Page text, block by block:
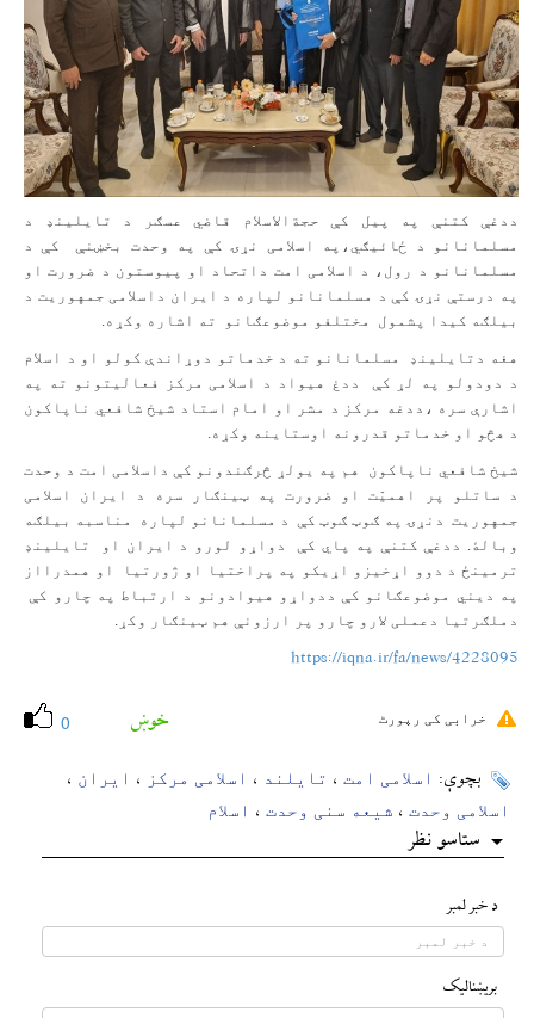
ددغې کتنې په پیل کې حجةالاسلام قاضي عسګر د تایلینډ د
مسلمانانو د ځائيګي،په اسلامی نړۍ کې په وحدت بخښنې کې د
مسلمانانو د رول، د اسلامی امت داتحاد او پیوستون د ضرورت او
په درستې نړۍ کې د مسلمانانو لپاره د ایران داسلامی جمهوریت د
بیلګه کیدا پشمول مختلفو موضوعګانو ته اشاره وکړه.
هغه دتایلینډ مسلمانانو ته د خدماتو دوړاندې کولو او د اسلام
د دودولو په لړ کې ددغ هیواد د اسلامی مرکز فعالیتونو ته په
اشارې سره ،ددغه مرکز د مشر او امام استاد شیخ شافعي ناپاکون
د هڅو او خدماتو قدرونه اوستاینه وکړه.
شیخ شافعي ناپاکون هم په یولړ څرګندونو کې داسلامی امت د وحدت
د ساتلو پر اهمیّت او ضرورت په ټينګار سره د ایران اسلامی
جمهوریت دنړۍ په ګوټ ګوټ کې د مسلمانانو لپاره مناسبه بیلګه
وبالۀ. ددغې کتنې په پاي کې دواړو لورو د ایران او تایلینډ
ترمینځ د دوو اړخیزو اړیکو په پراختیا او ژورتیا او همدرااز
په دیني موضوعګانو کې ددواړو هیوادونو د ارتباط په چارو کې
دملګرتیا دعملی لارو چارو پر ارزونې هم ټينګار وکړ.
https://iqna.ir/fa/news/4228095
0 خوښ خرابی کی رپورٹ
بچوې: اسلامی امت ، تایلند ، اسلامی مرکز ، ایران ،
اسلامی وحدت ، شیعه سنی وحدت ، اسلام
ستاسو نظر
د خبر لمبر
بريښناليک